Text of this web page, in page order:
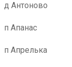
д Антоново
п Апанас
п Апрелька